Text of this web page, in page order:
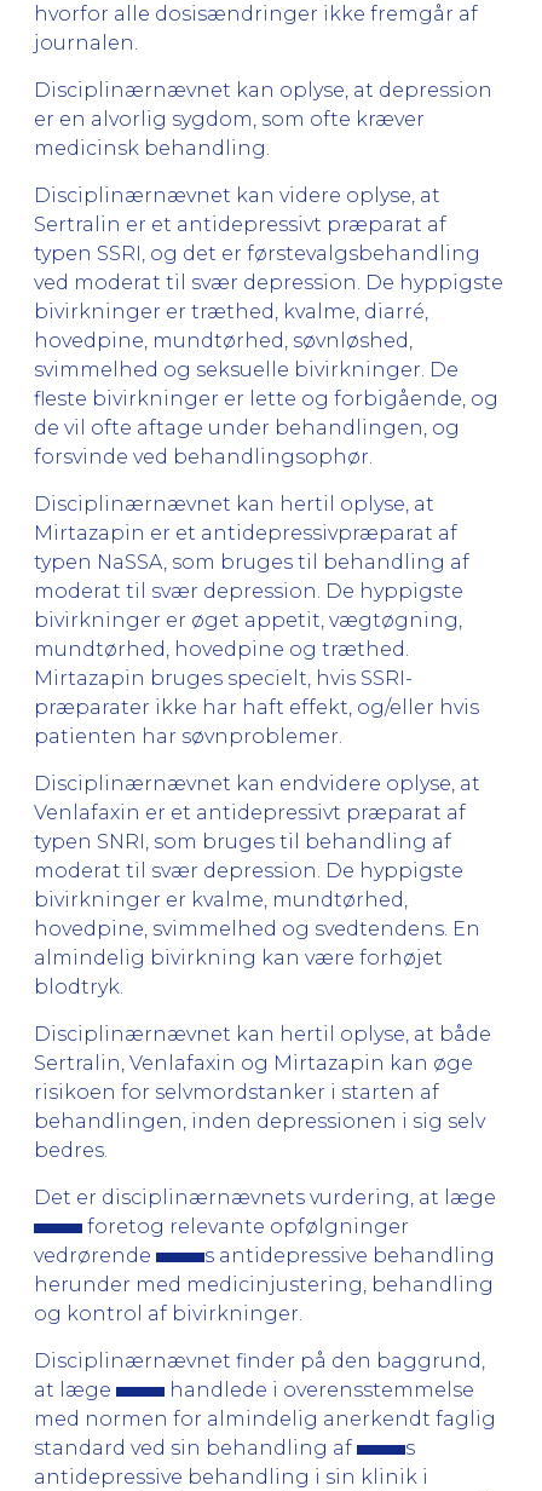
hvorfor alle dosisændringer ikke fremgår af
journalen.
Disciplinærnævnet kan oplyse, at depression
er en alvorlig sygdom, som ofte kræver
medicinsk behandling.
Disciplinærnævnet kan videre oplyse, at
Sertralin er et antidepressivt præparat af
typen SSRI, og det er førstevalgsbehandling
ved moderat til svær depression. De hyppigste
bivirkninger er træthed, kvalme, diarré,
hovedpine, mundtørhed, søvnløshed,
svimmelhed og seksuelle bivirkninger. De
fleste bivirkninger er lette og forbigående, og
de vil ofte aftage under behandlingen, og
forsvinde ved behandlingsophør.
Disciplinærnævnet kan hertil oplyse, at
Mirtazapin er et antidepressivpræparat af
typen NaSSA, som bruges til behandling af
moderat til svær depression. De hyppigste
bivirkninger er øget appetit, vægtøgning,
mundtørhed, hovedpine og træthed.
Mirtazapin bruges specielt, hvis SSRI-
præparater ikke har haft effekt, og/eller hvis
patienten har søvnproblemer.
Disciplinærnævnet kan endvidere oplyse, at
Venlafaxin er et antidepressivt præparat af
typen SNRI, som bruges til behandling af
moderat til svær depression. De hyppigste
bivirkninger er kvalme, mundtørhed,
hovedpine, svimmelhed og svedtendens. En
almindelig bivirkning kan være forhøjet
blodtryk.
Disciplinærnævnet kan hertil oplyse, at både
Sertralin, Venlafaxin og Mirtazapin kan øge
risikoen for selvmordstanker i starten af
behandlingen, inden depressionen i sig selv
bedres.
Det er disciplinærnævnets vurdering, at læge
foretog relevante opfølgninger
vedrørende
s antidepressive behandling
herunder med medicinjustering, behandling
og kontrol af bivirkninger.
Disciplinærnævnet finder på den baggrund,
at læge
handlede i overensstemmelse
med normen for almindelig anerkendt faglig
standard ved sin behandling af
s
antidepressive behandling i sin klinik i